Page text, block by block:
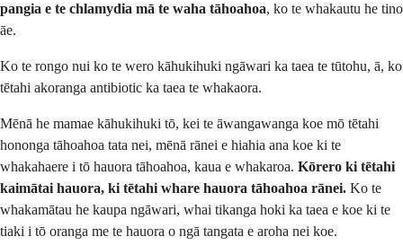
pangia e te chlamydia mā te waha tāhoahoa, ko te whakautu he tino
āe.
Ko te rongo nui ko te wero kāhukihuki ngāwari ka taea te tūtohu, ā, ko
tētahi akoranga antibiotic ka taea te whakaora.
Mēnā he mamae kāhukihuki tō, kei te āwangawanga koe mō tētahi
hononga tāhoahoa tata nei, mēnā rānei e hiahia ana koe ki te
whakahaere i tō hauora tāhoahoa, kaua e whakaroa. Kōrero ki tētahi
kaimātai hauora, ki tētahi whare hauora tāhoahoa rānei. Ko te
whakamātau he kaupa ngāwari, whai tikanga hoki ka taea e koe ki te
tiaki i tō oranga me te hauora o ngā tangata e aroha nei koe.